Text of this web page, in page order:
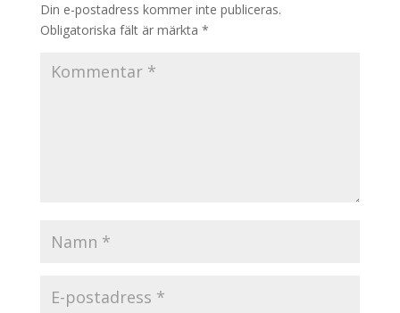
Din e-postadress kommer inte publiceras.
Obligatoriska fält är märkta *